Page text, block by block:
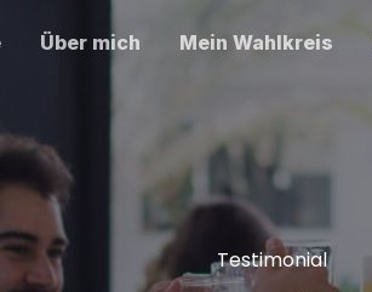
Über mich Mein Wahlkreis
Testimonial